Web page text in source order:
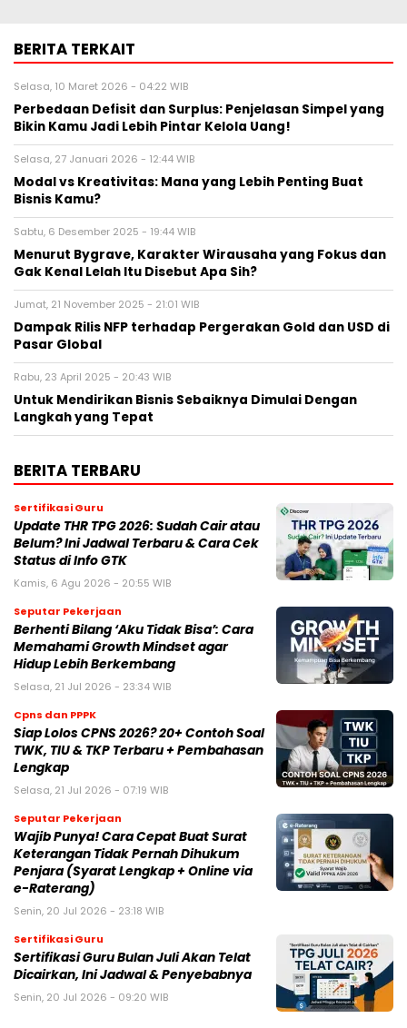
BERITA TERKAIT
Selasa, 10 Maret 2026 - 04:22 WIB
Perbedaan Defisit dan Surplus: Penjelasan Simpel yang
Bikin Kamu Jadi Lebih Pintar Kelola Uang!
Selasa, 27 Januari 2026 - 12:44 WIB
Modal vs Kreativitas: Mana yang Lebih Penting Buat
Bisnis Kamu?
Sabtu, 6 Desember 2025 - 19:44 WIB
Menurut Bygrave, Karakter Wirausaha yang Fokus dan
Gak Kenal Lelah Itu Disebut Apa Sih?
Jumat, 21 November 2025 - 21:01 WIB
Dampak Rilis NFP terhadap Pergerakan Gold dan USD di
Pasar Global
Rabu, 23 April 2025 - 20:43 WIB
Untuk Mendirikan Bisnis Sebaiknya Dimulai Dengan
Langkah yang Tepat
BERITA TERBARU
Sertifikasi Guru
Update THR TPG 2026: Sudah Cair atau
Belum? Ini Jadwal Terbaru & Cara Cek
Status di Info GTK
Kamis, 6 Agu 2026 - 20:55 WIB
Seputar Pekerjaan
Berhenti Bilang ‘Aku Tidak Bisa’: Cara
Memahami Growth Mindset agar
Hidup Lebih Berkembang
Selasa, 21 Jul 2026 - 23:34 WIB
Cpns dan PPPK
Siap Lolos CPNS 2026? 20+ Contoh Soal
TWK, TIU & TKP Terbaru + Pembahasan
Lengkap
Selasa, 21 Jul 2026 - 07:19 WIB
Seputar Pekerjaan
Wajib Punya! Cara Cepat Buat Surat
Keterangan Tidak Pernah Dihukum
Penjara (Syarat Lengkap + Online via
e-Raterang)
Senin, 20 Jul 2026 - 23:18 WIB
Sertifikasi Guru
Sertifikasi Guru Bulan Juli Akan Telat
Dicairkan, Ini Jadwal & Penyebabnya
Senin, 20 Jul 2026 - 09:20 WIB